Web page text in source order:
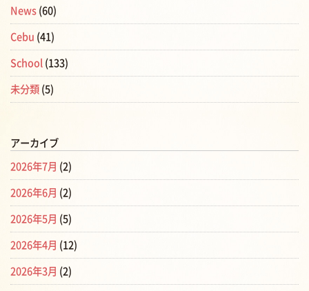
News (60)
Cebu (41)
School (133)
未分類 (5)
アーカイブ
2026年7月 (2)
2026年6月 (2)
2026年5月 (5)
2026年4月 (12)
2026年3月 (2)